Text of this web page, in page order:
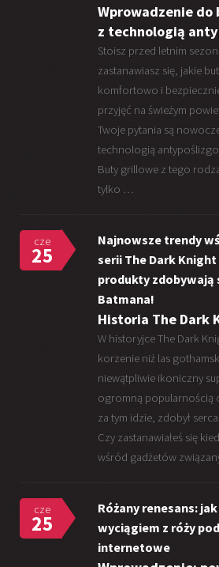
Wprowadzenie
z technologią
Stoisz przed letnim
zastanawiasz się, jakie
komfortowo i
przyjęć na świeżym
Twoje pytania są
technologią
Buty grillowe z tego
tylko …
cze
25
Najnowsze trendy
serii The Dark
produkty zdobywają
Batmana!
Historia The Dark
W historyjce The Dark
korzenie niż las
niewątpliwie ikoniczny
ogromną popularnością
za tym idzie, zdobył
Czy zastanawiałeś się
wśród gadżetów
cze
25
Różany renesans:
wyciągiem z róży
internetowe